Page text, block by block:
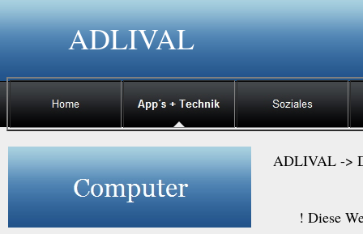
ADLIVAL
ADLIVAL ->
! Diese